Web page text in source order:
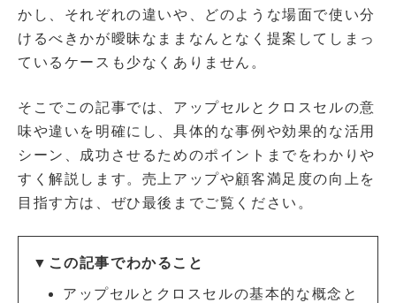
かし、それぞれの違いや、どのような場面で使い分
けるべきかが曖昧なままなんとなく提案してしまっ
ているケースも少なくありません。
そこでこの記事では、アップセルとクロスセルの意
味や違いを明確にし、具体的な事例や効果的な活用
シーン、成功させるためのポイントまでをわかりや
すく解説します。売上アップや顧客満足度の向上を
目指す方は、ぜひ最後までご覧ください。
▼この記事でわかること
アップセルとクロスセルの基本的な概念と